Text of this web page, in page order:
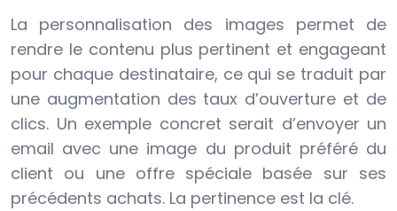
La personnalisation des images permet de
rendre le contenu plus pertinent et engageant
pour chaque destinataire, ce qui se traduit par
une augmentation des taux d’ouverture et de
clics. Un exemple concret serait d’envoyer un
email avec une image du produit préféré du
client ou une offre spéciale basée sur ses
précédents achats. La pertinence est la clé.